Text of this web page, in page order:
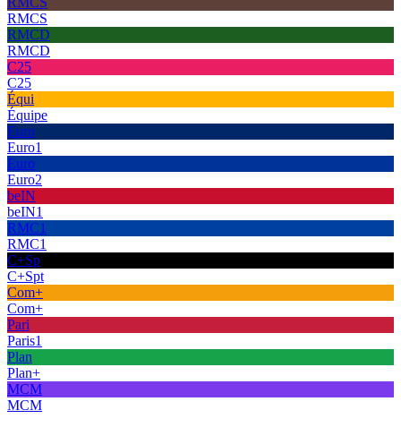
RMCS
RMCD
RMCD
C25
C25
Équi
Équipe
Euro
Euro1
Euro
Euro2
beIN
beIN1
RMC1
RMC1
C+Sp
C+Spt
Com+
Com+
Pari
Paris1
Plan
Plan+
MCM
MCM